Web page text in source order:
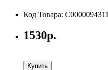
Код Товара: С0000094311
1530р.
Купить